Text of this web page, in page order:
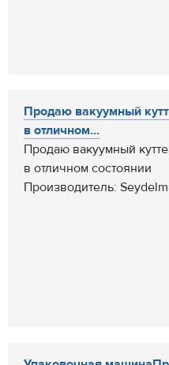
Продаю вакуумный
в отличном...
Продаю вакуумный
в отличном состоянии
Производитель: